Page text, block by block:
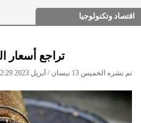
اقتصاد وتكنولوجيا
تراجع أسعار
تم نشره الخميس 13 نيسان / أبريل 2023 12:29 مساءً